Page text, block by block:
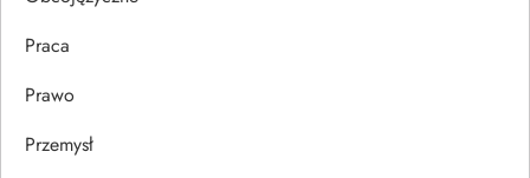
Praca
Prawo
Przemysł